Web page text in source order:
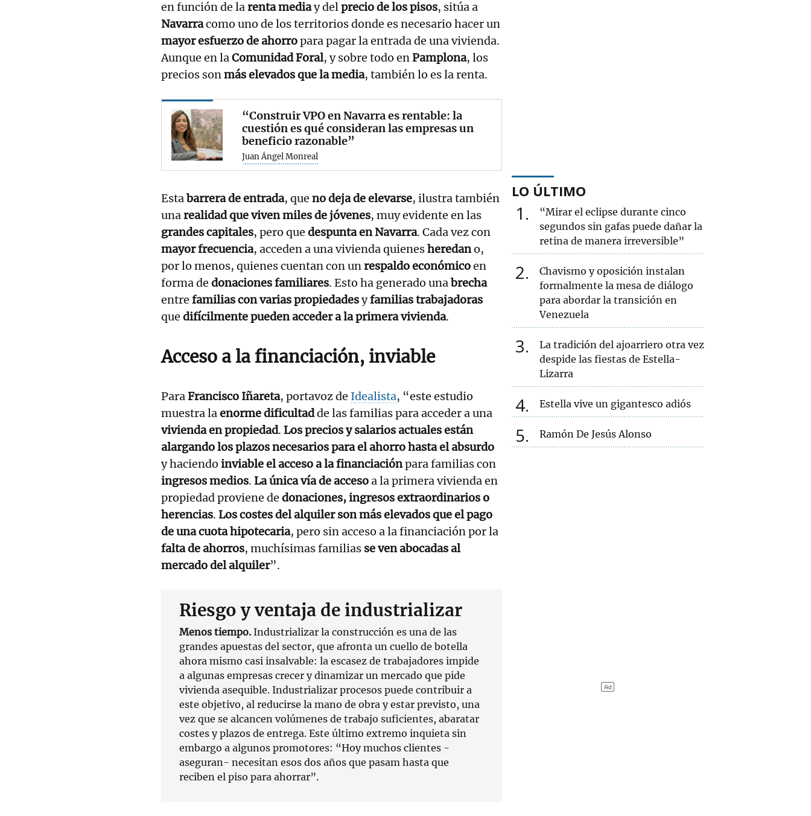
en función de larenta mediay delprecio de los pisos, sitúa a
Navarracomo uno de los territorios donde es necesario hacer un
mayor esfuerzo de ahorropara pagar la entrada de una vivienda.
Aunque en laComunidad Foral, y sobre todo enPamplona, los
precios sonmás elevados que la media, también lo es la renta.
“Construir VPO en Navarra es rentable: la
cuestión es qué consideran las empresas un
beneficio razonable”
Juan Ángel Monreal
Estabarrera de entrada, que no deja de elevarse, ilustra también
unarealidad que viven miles de jóvenes, muy evidente en las
grandes capitales, pero que despunta en Navarra. Cada vez con
mayor frecuencia, acceden a una vivienda quienesheredano,
por lo menos, quienes cuentan con unrespaldo económicoen
forma de donaciones familiares. Esto ha generado unabrecha
entre familias con varias propiedadesyfamilias trabajadoras
que difícilmente pueden acceder a la primera vivienda.
Acceso a la financiación, inviable
ParaFrancisco Iñareta, portavoz de Idealista, “este estudio
muestra laenorme dificultadde las familias para acceder a una
vivienda en propiedad. Los precios y salarios actuales están
alargando los plazos necesarios para el ahorro hasta el absurdo
y haciendo inviable el acceso a la financiaciónpara familias con
ingresos medios. La única vía de accesoa la primera vivienda en
propiedad proviene de donaciones, ingresos extraordinarios o
herencias. Los costes del alquiler son más elevados que el pago
de una cuota hipotecaria, pero sin acceso a la financiación por la
falta de ahorros, muchísimas familias se ven abocadas al
mercado del alquiler”.
Riesgo y ventaja de industrializar
Menos tiempo. Industrializar la construcción es una de las
grandes apuestas del sector, que afronta un cuello de botella
ahora mismo casi insalvable: la escasez de trabajadores impide
a algunas empresas crecer y dinamizar un mercado que pide
vivienda asequible. Industrializar procesos puede contribuir a
este objetivo, al reducirse la mano de obra y estar previsto, una
vez que se alcancen volúmenes de trabajo suficientes, abaratar
costes y plazos de entrega. Este último extremo inquieta sin
embargo a algunos promotores: “Hoy muchos clientes -
aseguran- necesitan esos dos años que pasam hasta que
reciben el piso para ahorrar”.
LO ÚLTIMO
1
“Mirar el eclipse durante cinco
segundos sin gafas puede dañar la
retina de manera irreversible”
2
Chavismo y oposición instalan
formalmente la mesa de diálogo
para abordar la transición en
Venezuela
3
La tradición del ajoarriero otra vez
despide las fiestas de Estella-
Lizarra
4 Estella vive un gigantesco adiós
5 Ramón De Jesús Alonso